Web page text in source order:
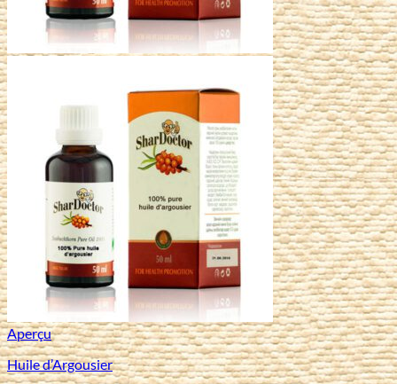
Aperçu
Huile d’Argousier